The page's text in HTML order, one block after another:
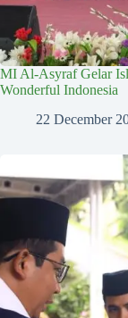
MI Al-Asyraf Gelar
Wonderful Indonesia
22 December